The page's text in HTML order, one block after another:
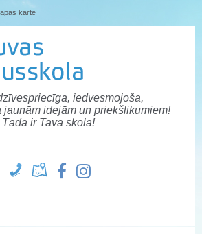
karte
iedvesmojoša,
jaunām idejām un priekšlikumiem!
Tāda ir Tava skola!